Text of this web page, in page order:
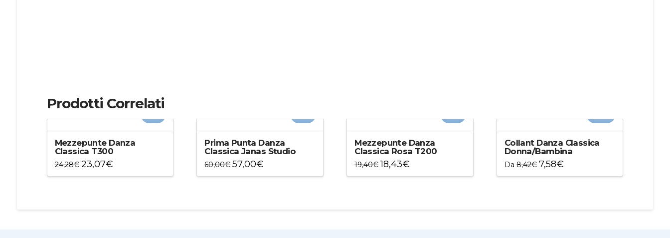
Prodotti Correlati
Mezzepunte Danza
Classica T300
24,28€ 23,07€
più
Prima Punta Danza
Classica Janas Studio
60,00€ 57,00€
più
Mezzepunte Danza
Classica Rosa T200
19,40€ 18,43€
più
Collant Danza Classica
Donna/Bambina
Da8,42€ 7,58€
più